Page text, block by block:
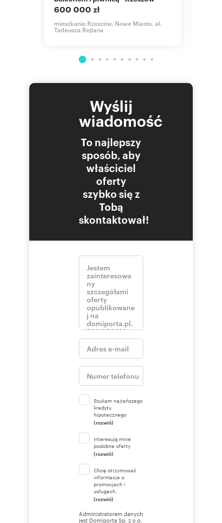
600 000 zł
mieszkanie Rzeszów, Nowe Miasto, al.
Tadeusza Rejtana
Wyślij
wiadomość
To najlepszy
sposób, aby
właściciel
oferty
szybko się z
Tobą
skontaktował!
Szukam najtańszego
kredytu
hipotecznego
(rozwiń)
Interesują mnie
podobne oferty
(rozwiń)
Chcę otrzymywać
informacje o
promocjach i
usługach.
(rozwiń)
Administratorem danych
jest Domiporta Sp. z o.o.